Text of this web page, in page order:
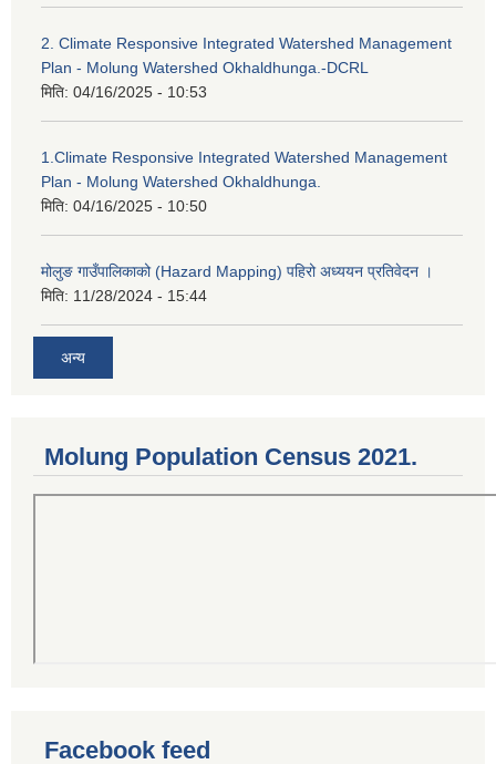
2. Climate Responsive Integrated Watershed Management
Plan - Molung Watershed Okhaldhunga.-DCRL
मिति: 04/16/2025 - 10:53
1.Climate Responsive Integrated Watershed Management
Plan - Molung Watershed Okhaldhunga.
मिति: 04/16/2025 - 10:50
मोलुङ गाउँपालिकाको (Hazard Mapping) पहिरो अध्ययन प्रतिवेदन ।
मिति: 11/28/2024 - 15:44
अन्य
Molung Population Census 2021.
Facebook feed